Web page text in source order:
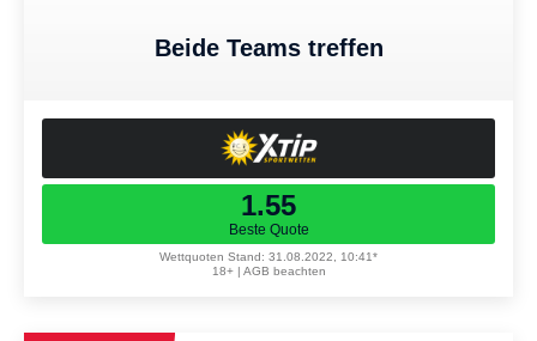
Beide Teams treffen
1.55
Beste Quote
Wettquoten Stand: 31.08.2022, 10:41*
18+ | AGB beachten